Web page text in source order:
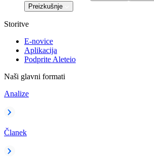
Preizkušnje
Storitve
E-novice
Aplikacija
Podprite Aleteio
Naši glavni formati
Analize
Članek